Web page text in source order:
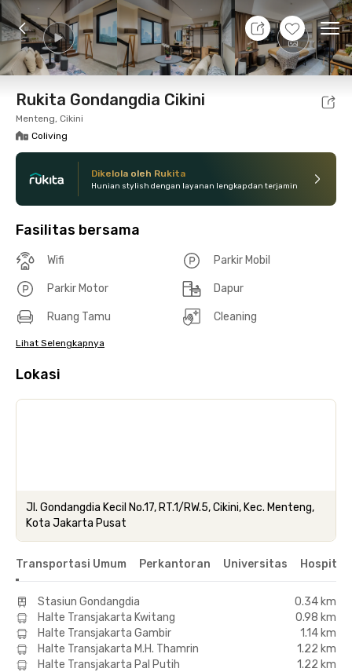
+16
7 Agt 26 - Belum tahu
Foto Fasilitas bersama Lokasi Kamar
Rukita Gondangdia Cikini
Menteng, Cikini
Coliving
Dikelola oleh Rukita
Hunian stylish dengan layanan lengkap dan terjamin
Fasilitas bersama
Wifi Parkir Mobil
Parkir Motor Dapur
Ruang Tamu Cleaning
Lihat Selengkapnya
Lokasi
Jl. Gondangdia Kecil No.17, RT.1/RW.5, Cikini, Kec. Menteng,
Kota Jakarta Pusat
Transportasi Umum Perkantoran Universitas Hospital
Stasiun Gondangdia
0.34 km
Halte Transjakarta Kwitang
0.98 km
Halte Transjakarta Gambir
1.14 km
Halte Transjakarta M.H. Thamrin
1.22 km
Halte Transjakarta Pal Putih
1.22 km